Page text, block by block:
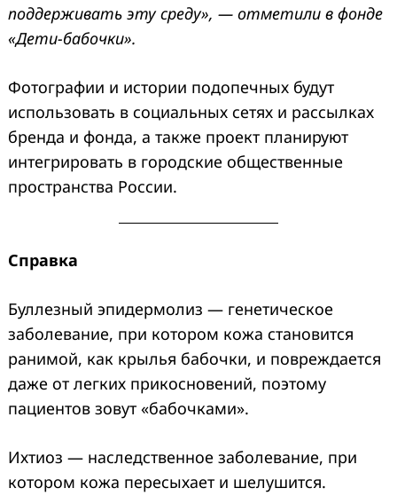
поддерживать эту среду», — отметили в фонде
«Дети-бабочки».
Фотографии и истории подопечных будут
использовать в социальных сетях и рассылках
бренда и фонда, а также проект планируют
интегрировать в городские общественные
пространства России.
Справка
Буллезный эпидермолиз — генетическое
заболевание, при котором кожа становится
ранимой, как крылья бабочки, и повреждается
даже от легких прикосновений, поэтому
пациентов зовут «бабочками».
Ихтиоз — наследственное заболевание, при
котором кожа пересыхает и шелушится.